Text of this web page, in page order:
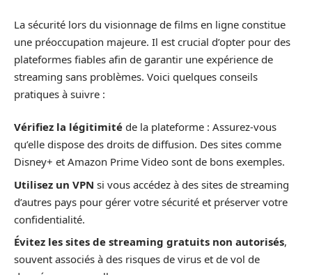
La sécurité lors du visionnage de films en ligne constitue
une préoccupation majeure. Il est crucial d’opter pour des
plateformes fiables afin de garantir une expérience de
streaming sans problèmes. Voici quelques conseils
pratiques à suivre :
Vérifiez la légitimité de la plateforme : Assurez-vous
qu’elle dispose des droits de diffusion. Des sites comme
Disney+ et Amazon Prime Video sont de bons exemples.
Utilisez un VPN si vous accédez à des sites de streaming
d’autres pays pour gérer votre sécurité et préserver votre
confidentialité.
Évitez les sites de streaming gratuits non autorisés,
souvent associés à des risques de virus et de vol de